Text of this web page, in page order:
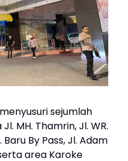
sejumlah
MH. Thamrin, Jl. WR.
By Pass, Jl. Adam
serta area Karoke